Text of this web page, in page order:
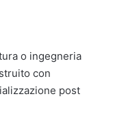
o ingegneria
con
post